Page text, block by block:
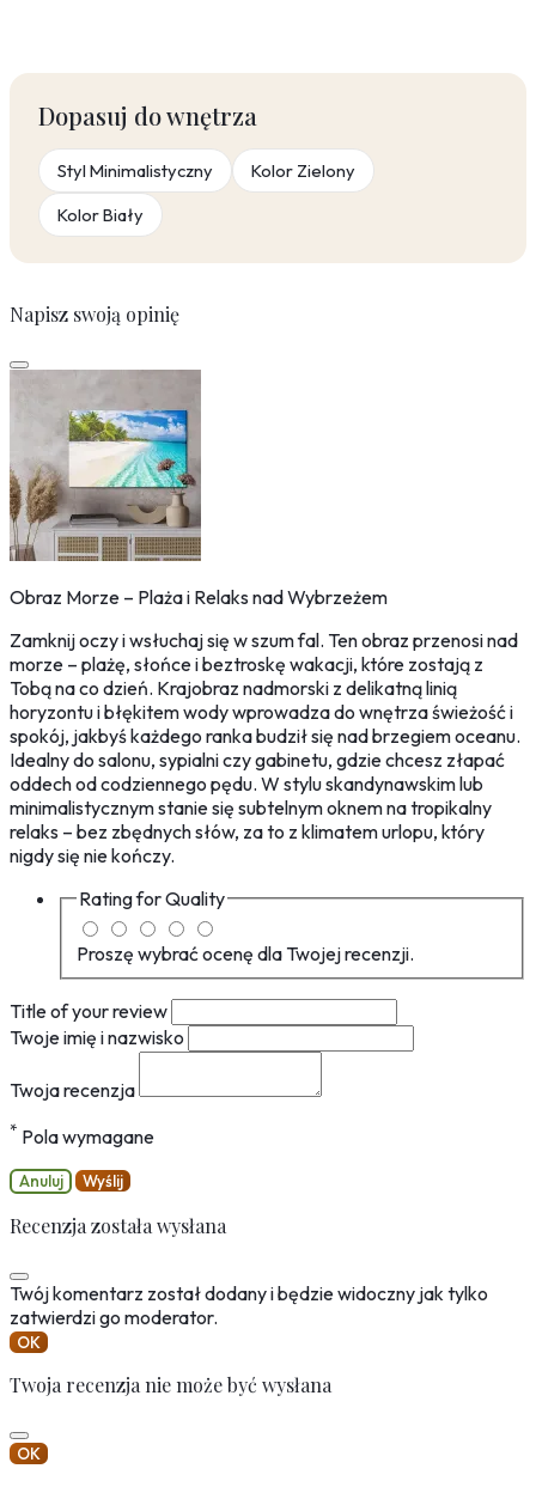
Dopasuj do wnętrza
Styl Minimalistyczny
Kolor Zielony
Kolor Biały
Napisz swoją opinię
Obraz Morze – Plaża i Relaks nad Wybrzeżem
Zamknij oczy i wsłuchaj się w szum fal. Ten obraz przenosi nad
morze – plażę, słońce i beztroskę wakacji, które zostają z
Tobą na co dzień. Krajobraz nadmorski z delikatną linią
horyzontu i błękitem wody wprowadza do wnętrza świeżość i
spokój, jakbyś każdego ranka budził się nad brzegiem oceanu.
Idealny do salonu, sypialni czy gabinetu, gdzie chcesz złapać
oddech od codziennego pędu. W stylu skandynawskim lub
minimalistycznym stanie się subtelnym oknem na tropikalny
relaks – bez zbędnych słów, za to z klimatem urlopu, który
nigdy się nie kończy.
Rating forQuality
Proszę wybrać ocenę dla Twojej recenzji.
Title of your review
Twoje imię i nazwisko
Twoja recenzja
* Pola wymagane
Anuluj Wyślij
Recenzja została wysłana
Twój komentarz został dodany i będzie widoczny jak tylko
zatwierdzi go moderator.
OK
Twoja recenzja nie może być wysłana
OK